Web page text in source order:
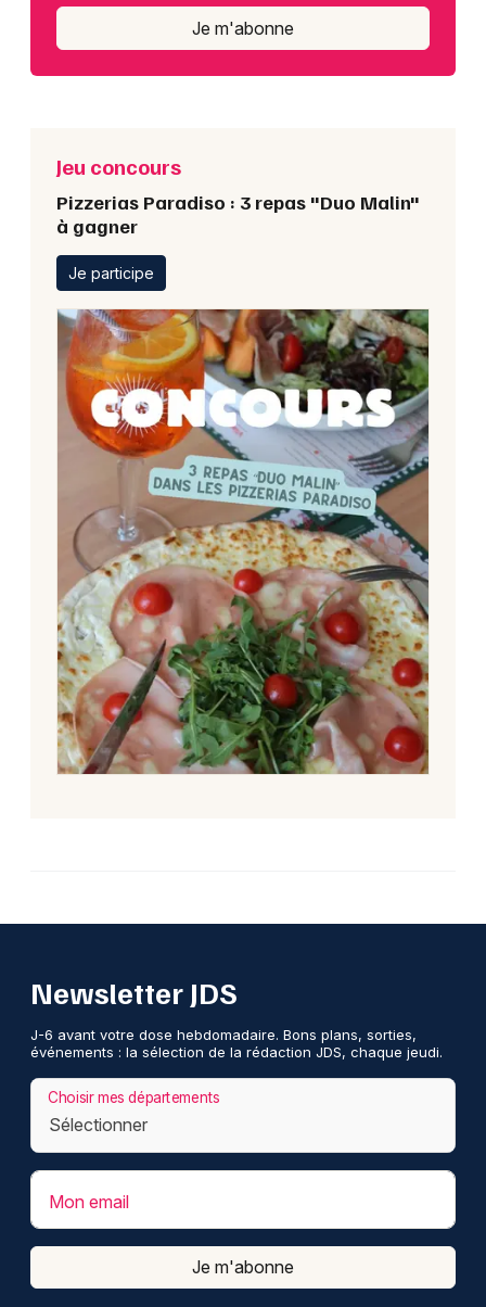
Je m'abonne
Jeu concours
Pizzerias Paradiso : 3 repas "Duo Malin"
à gagner
Je participe
Newsletter JDS
J-6 avant votre dose hebdomadaire. Bons plans, sorties,
événements : la sélection de la rédaction JDS, chaque jeudi.
Choisir mes départements
Mon email
Je m'abonne